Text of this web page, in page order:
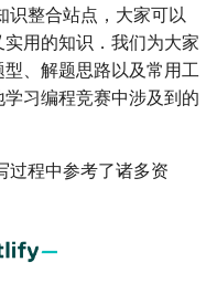
Xcode
GUIDE
CP Editor
Code::Blocks
希尔排序
锦标赛排序
排序相关 STL
排序应用
线性同余方程
中国剩余定理
阶乘取模
卢卡斯定理
多项式平移|连续点值平移
符号化方法
形式幂级数复合|复合逆
普通生成函数
Eulerian Number
分拆数
Pólya 计数
图论计数
对角化
Jordan标准型
AA 树
AHU 算法
树哈希
识整合站点，大家可以
用的知识．我们为大家
、解题思路以及常用工
习编程竞赛中涉及到的
过程中参考了诸多资